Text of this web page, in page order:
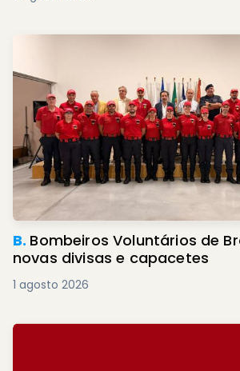
B. Bombeiros Voluntários de
novas divisas e capacetes
1 agosto 2026